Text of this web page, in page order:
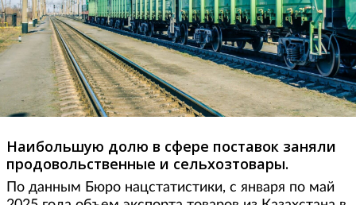
Наибольшую долю в сфере поставок заняли
продовольственные и сельхозтовары.
По данным Бюро нацстатистики, с января по май